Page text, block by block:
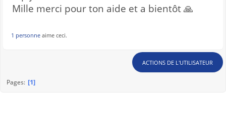
Mille merci pour ton aide et a bientôt 🙏
1 personne aime ceci.
ACTIONS DE L'UTILISATEUR
Pages 1